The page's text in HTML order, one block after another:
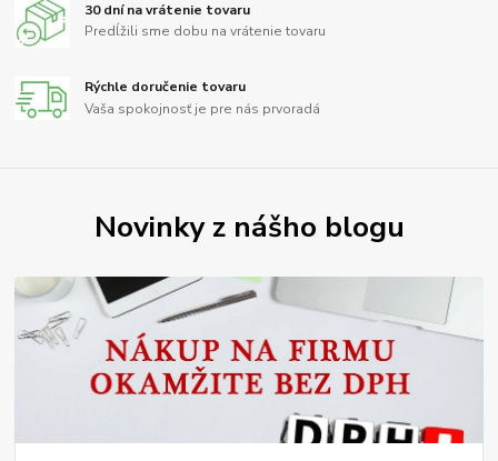
30 dní na vrátenie tovaru
Predĺžili sme dobu na vrátenie tovaru
Rýchle doručenie tovaru
Vaša spokojnosť je pre nás prvoradá
Novinky z nášho blogu